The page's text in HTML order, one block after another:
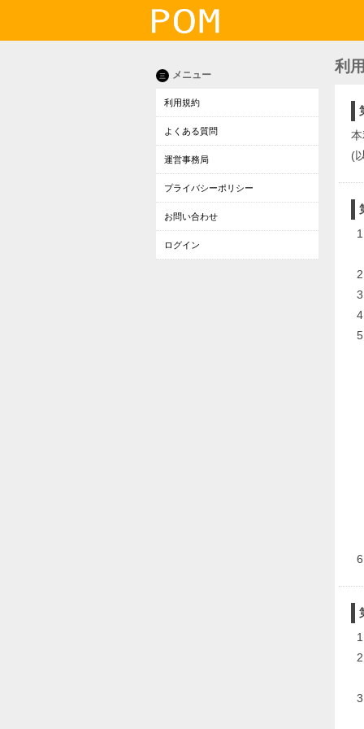
三 メニュー
利用規約
よくある質問
運営事務局
プライバシーポリシー
お問い合わせ
ログイン
利
(